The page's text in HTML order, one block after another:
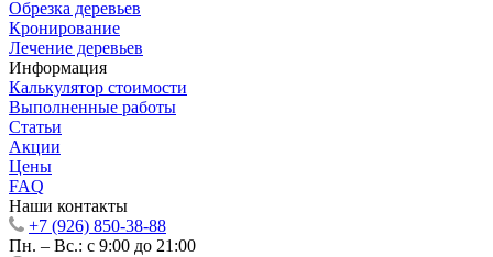
Обрезка деревьев
Кронирование
Лечение деревьев
Информация
Калькулятор стоимости
Выполненные работы
Статьи
Акции
Цены
FAQ
Наши контакты
+7 (926) 850-38-88
Пн. – Вс.: с 9:00 до 21:00